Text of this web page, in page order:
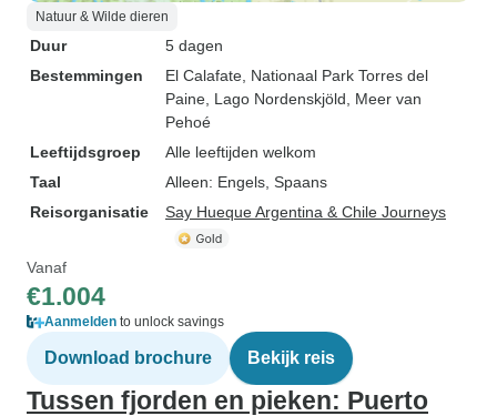
Natuur & Wilde dieren
Duur
5 dagen
Bestemmingen
El Calafate , Nationaal Park Torres del
Paine , Lago Nordenskjöld , Meer van
Pehoé
Leeftijdsgroep
Alle leeftijden welkom
Taal
Alleen: Engels, Spaans
Reisorganisatie
Say Hueque Argentina & Chile Journeys
Vanaf
€1.004
Aanmelden to unlock savings
Download brochure Bekijk reis
Tussen fjorden en pieken: Puerto